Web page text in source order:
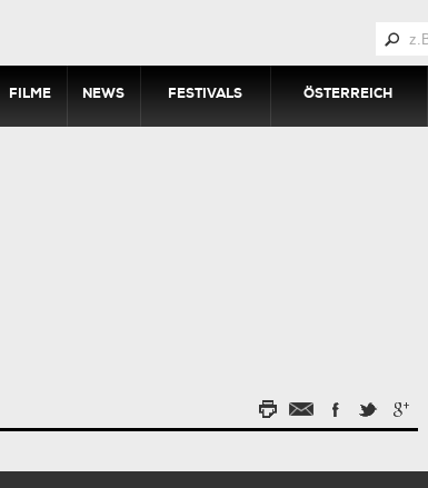
FILME NEWS FESTIVALS ÖSTERREICH